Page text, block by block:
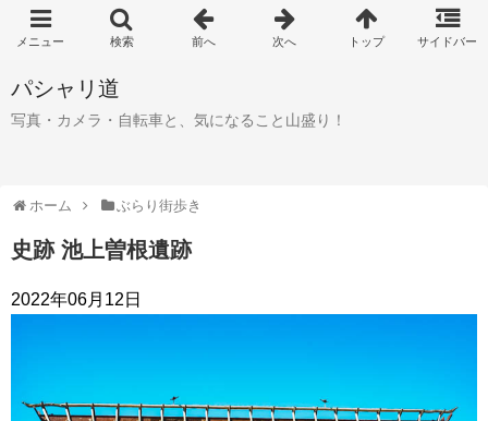
パシャリ道
写真・カメラ・自転車と、気になること山盛り！
ホーム ぶらり街歩き
史跡 池上曽根遺跡
2022年06月12日